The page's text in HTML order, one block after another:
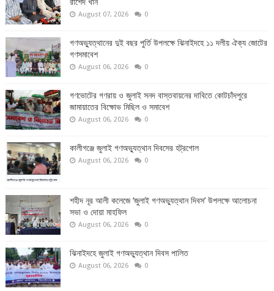
August 07, 2026 0
গণঅভ্যুত্থানের দুই বছর পুর্তি উপলক্ষে ঝিনাইদহে ১১ দলীয় ঐক্য জোটের
গণসমাবেশ
August 06, 2026 0
গণভোটের গণরায় ও জুলাই সনদ বাস্তবায়নের দাবিতে কোটচাঁদপুরে
জামায়াতের বিক্ষোভ মিছিল ও সমাবেশ
August 06, 2026 0
কালীগঞ্জে জুলাই গণঅভ্যুত্থান দিবসের হট্রগোল
August 06, 2026 0
শহীদ নূর আলী কলেজে ‘জুলাই গণঅভ্যুত্থান দিবস’ উপলক্ষে আলোচনা
সভা ও দোয়া মাহফিল
August 06, 2026 0
ঝিনাইদহে জুলাই গণঅভ্যুত্থান দিবস পালিত
August 06, 2026 0